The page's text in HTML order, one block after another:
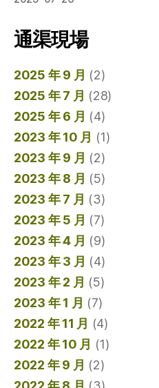
通渠現場
2025 年 9 月 (2)
2025 年 7 月 (28)
2025 年 6 月 (4)
2023 年 10 月 (1)
2023 年 9 月 (2)
2023 年 8 月 (5)
2023 年 7 月 (3)
2023 年 5 月 (7)
2023 年 4 月 (9)
2023 年 3 月 (4)
2023 年 2 月 (5)
2023 年 1 月 (7)
2022 年 11 月 (4)
2022 年 10 月 (1)
2022 年 9 月 (2)